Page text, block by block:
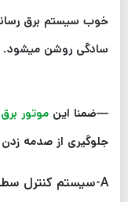
خوب سیستم برق
سادگی روشن میشود.
—ضمنا این موتور برق
جلوگیری از صدمه
A-سیستم کنترل سطح روغن موتور